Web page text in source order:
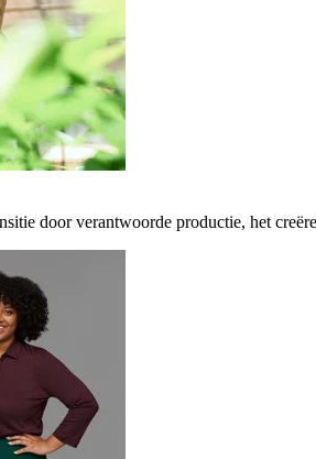
door verantwoorde productie, het